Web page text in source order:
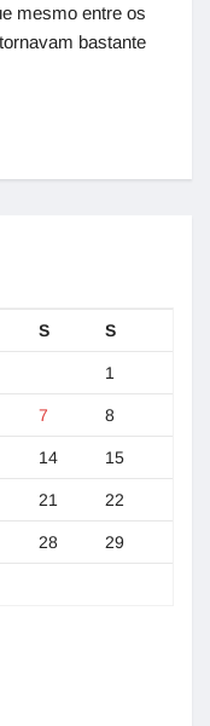
mesmo entre os
bastante
S S
1
7 8
14 15
21 22
28 29